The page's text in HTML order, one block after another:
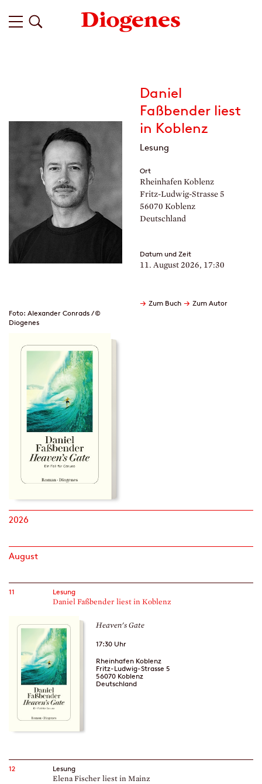
Foto: Alexander Conrads / ©
Diogenes
Daniel
Faßbender liest
in Koblenz
Lesung
Ort
Rheinhafen Koblenz
Fritz-Ludwig-Strasse 5
56070 Koblenz
Deutschland
Datum und Zeit
11. August 2026, 17:30
→ Zum Buch → Zum Autor
2026
August
11
Lesung
Daniel Faßbender liest in Koblenz
Heaven's Gate
17:30 Uhr
Rheinhafen Koblenz
Fritz-Ludwig-Strasse 5
56070 Koblenz
Deutschland
12
Lesung
Elena Fischer liest in Mainz